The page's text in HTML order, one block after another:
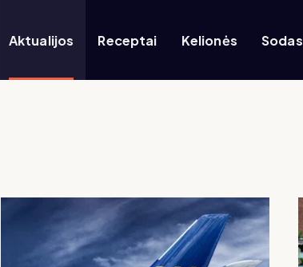
Aktualijos Receptai Kelionės